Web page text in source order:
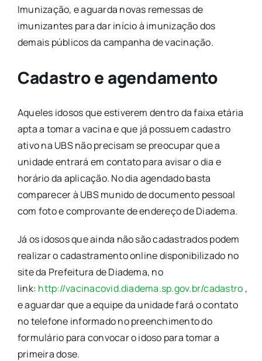
Imunização, e aguarda novas remessas de
imunizantes para dar início à imunização dos
demais públicos da campanha de vacinação.
Cadastro e agendamento
Aqueles idosos que estiverem dentro da faixa etária
apta a tomar a vacina e que já possuem cadastro
ativo na UBS não precisam se preocupar que a
unidade entrará em contato para avisar o dia e
horário da aplicação. No dia agendado basta
comparecer à UBS munido de documento pessoal
com foto e comprovante de endereço de Diadema.
Já os idosos que ainda não são cadastrados podem
realizar o cadastramento online disponibilizado no
site da Prefeitura de Diadema, no
link: http://vacinacovid.diadema.sp.gov.br/cadastro ,
e aguardar que a equipe da unidade fará o contato
no telefone informado no preenchimento do
formulário para convocar o idoso para tomar a
primeira dose.